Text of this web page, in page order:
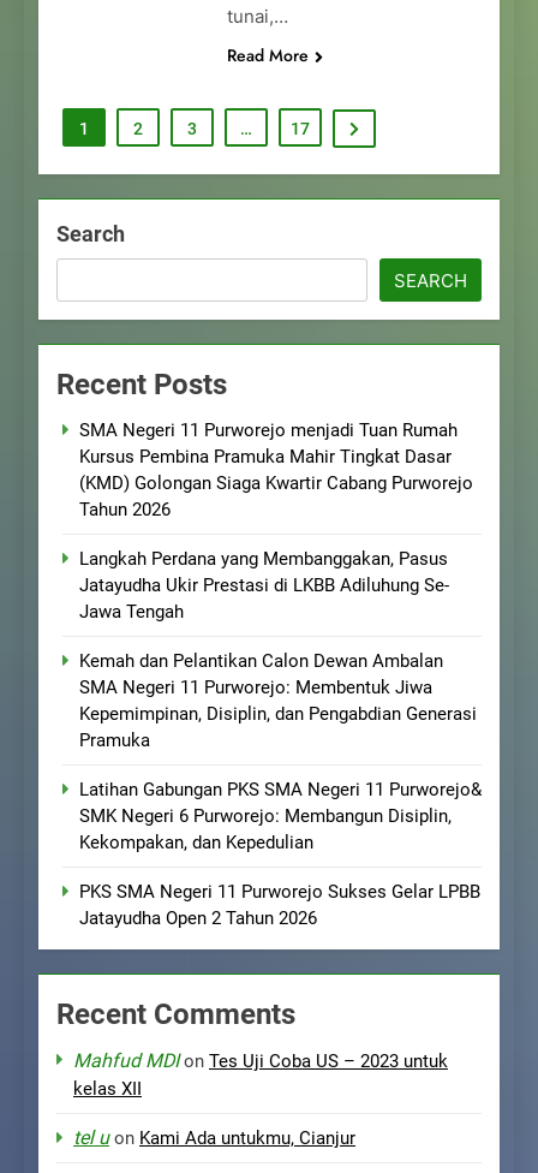
tunai,…
Read More
1 2 3 … 17
Search
SEARCH
Recent Posts
SMA Negeri 11 Purworejo menjadi Tuan Rumah
Kursus Pembina Pramuka Mahir Tingkat Dasar
(KMD) Golongan Siaga Kwartir Cabang Purworejo
Tahun 2026
Langkah Perdana yang Membanggakan, Pasus
Jatayudha Ukir Prestasi di LKBB Adiluhung Se-
Jawa Tengah
Kemah dan Pelantikan Calon Dewan Ambalan
SMA Negeri 11 Purworejo: Membentuk Jiwa
Kepemimpinan, Disiplin, dan Pengabdian Generasi
Pramuka
Latihan Gabungan PKS SMA Negeri 11 Purworejo&
SMK Negeri 6 Purworejo: Membangun Disiplin,
Kekompakan, dan Kepedulian
PKS SMA Negeri 11 Purworejo Sukses Gelar LPBB
Jatayudha Open 2 Tahun 2026
Recent Comments
Mahfud MDIon Tes Uji Coba US – 2023 untuk
kelas XII
tel uon Kami Ada untukmu, Cianjur